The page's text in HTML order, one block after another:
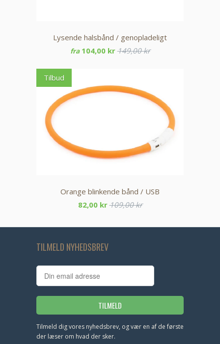
Lysende halsbånd / genopladeligt
fra 104,00 kr 149,00 kr
Orange blinkende bånd / USB
82,00 kr 109,00 kr
Tilbud
TILMELD NYHEDSBREV
Tilmeld dig vores nyhedsbrev, og vær en af de første
der læser om hvad der sker.